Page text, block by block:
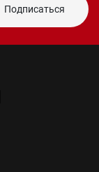
Подписаться